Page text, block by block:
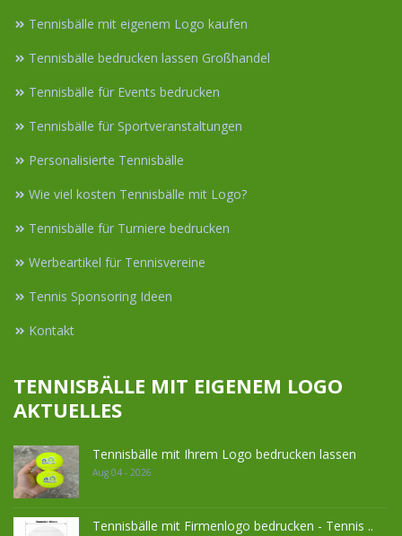
Tennisbälle mit eigenem Logo kaufen
Tennisbälle bedrucken lassen Großhandel
Tennisbälle für Events bedrucken
Tennisbälle für Sportveranstaltungen
Personalisierte Tennisbälle
Wie viel kosten Tennisbälle mit Logo?
Tennisbälle für Turniere bedrucken
Werbeartikel für Tennisvereine
Tennis Sponsoring Ideen
Kontakt
TENNISBÄLLE MIT EIGENEM LOGO
AKTUELLES
Tennisbälle mit Ihrem Logo bedrucken lassen
Aug 04 - 2026
Tennisbälle mit Firmenlogo bedrucken - Tennis ..